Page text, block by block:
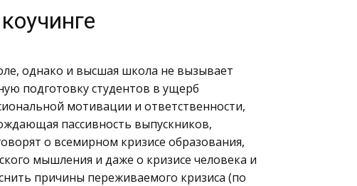
однако и высшая школа не вызывает
подготовку студентов в ущерб
мотивации и ответственности,
пассивность выпускников,
о всемирном кризисе образования,
мышления и даже о кризисе человека и
причины переживаемого кризиса (по